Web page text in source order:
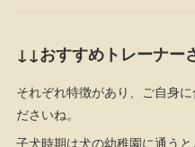
↓↓おすすめトレーナー
それぞれ特徴があり、ご自身
ださいね。
子犬時期は犬の幼稚園に通うと